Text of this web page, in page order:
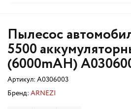
Пылесос
5500
(6000mAH)
Артикул: A0306003
Бренд: ARNEZI